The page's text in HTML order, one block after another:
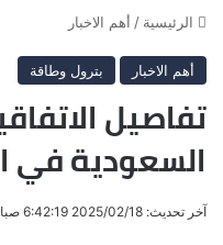
الرئيسية / أهم الاخبار
أهم الاخبار بترول وطاقة
تفاصيل
السعودية في
آخر تحديث: 2025/02/18 6:42:19 صباحًا